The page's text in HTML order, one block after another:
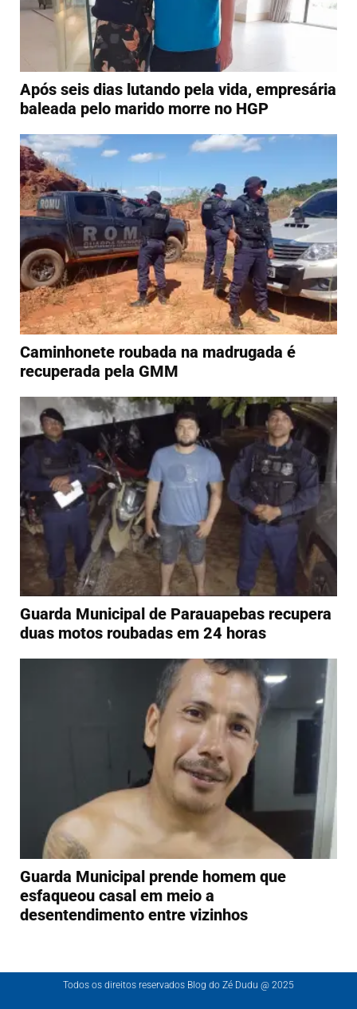
Após seis dias lutando pela vida, empresária
baleada pelo marido morre no HGP
Caminhonete roubada na madrugada é
recuperada pela GMM
Guarda Municipal de Parauapebas recupera
duas motos roubadas em 24 horas
Guarda Municipal prende homem que
esfaqueou casal em meio a
desentendimento entre vizinhos
Todos os direitos reservados Blog do Zé Dudu @ 2025